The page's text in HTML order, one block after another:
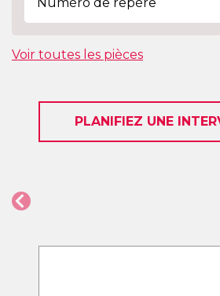
Voir toutes les pièces
PLANIFIEZ UNE